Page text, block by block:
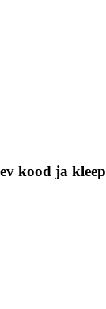
kood ja